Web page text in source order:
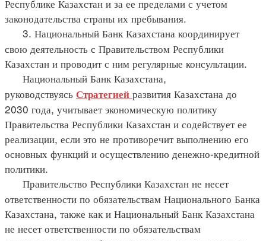
Республике Казахстан и за ее пределами с учетом
законодательства страны их пребывания.
3. Национальный Банк Казахстана координирует
свою деятельность с Правительством Республики
Казахстан и проводит с ним регулярные консультации.
Национальный Банк Казахстана,
руководствуясь Стратегией развития Казахстана до
2030 года, учитывает экономическую политику
Правительства Республики Казахстан и содействует ее
реализации, если это не противоречит выполнению его
основных функций и осуществлению денежно-кредитной
политики.
Правительство Республики Казахстан не несет
ответственности по обязательствам Национального Банка
Казахстана, также как и Национальный Банк Казахстана
не несет ответственности по обязательствам